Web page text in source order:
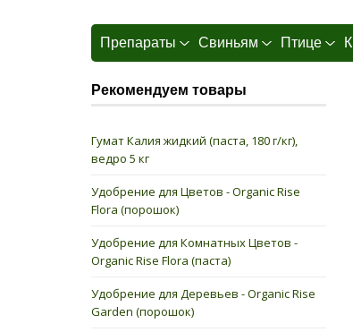
Препараты Свиньям Птице
Рекомендуем товары
Гумат Калия жидкий (паста, 180 г/кг),
ведро 5 кг
Удобрение для Цветов - Organic Rise
Flora (порошок)
Удобрение для Комнатных Цветов -
Organic Rise Flora (паста)
Удобрение для Деревьев - Organic Rise
Garden (порошок)